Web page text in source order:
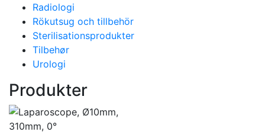
Produkter
Radiologi
Rökutsug och tillbehör
Sterilisationsprodukter
Tilbehør
Urologi